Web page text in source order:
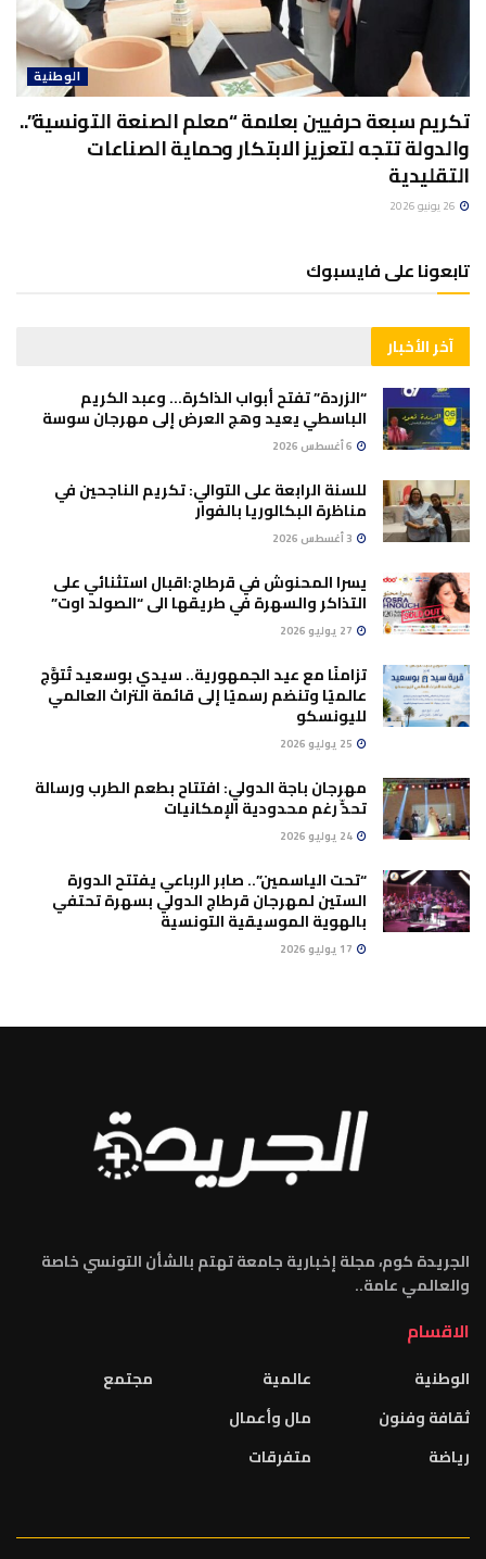
الوطنية
تكريم سبعة حرفيين بعلامة “معلم الصنعة التونسية”..
والدولة تتجه لتعزيز الابتكار وحماية الصناعات
التقليدية
تابعونا على فايسبوك
آخر الأخبار
“الزردة” تفتح أبواب الذاكرة… وعبد الكريم
الباسطي يعيد وهج العرض إلى مهرجان سوسة
للسنة الرابعة على التوالي: تكريم الناجحين في
مناظرة البكالوريا بالفوار
يسرا المحنوش في قرطاج:اقبال استثنائي على
التذاكر والسهرة في طريقها الى “الصولد اوت”
تزامنًا مع عيد الجمهورية.. سيدي بوسعيد تُتوَّج
عالميًا وتنضم رسميًا إلى قائمة التراث العالمي
لليونسكو
مهرجان باجة الدولي: افتتاح بطعم الطرب ورسالة
تحدٍّ رغم محدودية الإمكانيات
“تحت الياسمين”.. صابر الرباعي يفتتح الدورة
الستين لمهرجان قرطاج الدولي بسهرة تحتفي
بالهوية الموسيقية التونسية
الجريدة كوم، مجلة إخبارية جامعة تهتم بالشأن التونسي خاصة
والعالمي عامة..
الاقسام
الوطنية
ثقافة وفنون
رياضة
عالمية
مال وأعمال
متفرقات
مجتمع